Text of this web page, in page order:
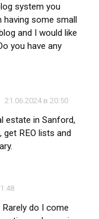
system you
having some small
and I would like
you have any
21.06.2024 в 20:50
estate in Sanford,
get REO lists and
Rarely do I come